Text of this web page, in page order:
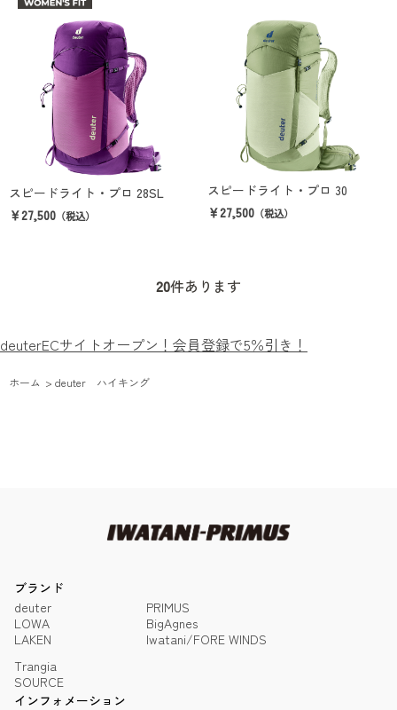
スピードライト・プロ 28SL
￥27,500 （税込）
スピードライト・プロ 30
￥27,500 （税込）
20件あります
deuterECサイトオープン！会員登録で5％引き！
ホーム > deuter ハイキング
ブランド
deuter
LOWA
LAKEN
PRIMUS
BigAgnes
Iwatani/FORE WINDS
Trangia
SOURCE
インフォメーション